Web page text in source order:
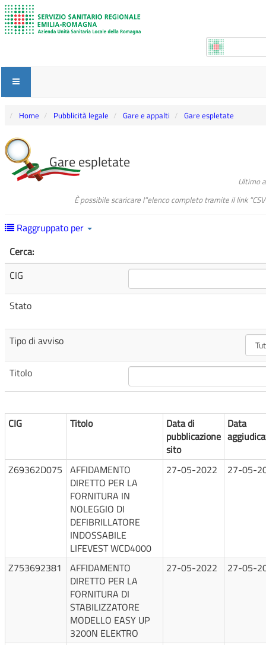
Home Pubblicità legale Gare e appalti Gare espletate
Gare espletate
Ultimo
È possibile scaricare l"elenco completo tramite il link
Raggruppato per
Cerca:
CIG
Stato
Tipo di avviso
Titolo
CIG Titolo
Data di
pubblicazione
sito
Data
Z69362D075 AFFIDAMENTO
DIRETTO PER LA
FORNITURA IN
NOLEGGIO DI
DEFIBRILLATORE
INDOSSABILE
LIFEVEST WCD4000
27-05-2022 27-05-
Z753692381
AFFIDAMENTO
DIRETTO PER LA
FORNITURA DI
STABILIZZATORE
MODELLO EASY UP
3200N ELEKTRO
27-05-2022 27-05-